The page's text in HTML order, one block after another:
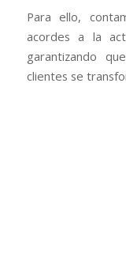
Para ello,
acordes a la
garantizando
clientes se